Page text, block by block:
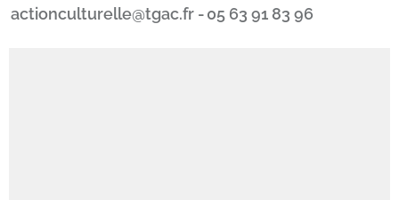
actionculturelle@tgac.fr -05 63 91 83 96